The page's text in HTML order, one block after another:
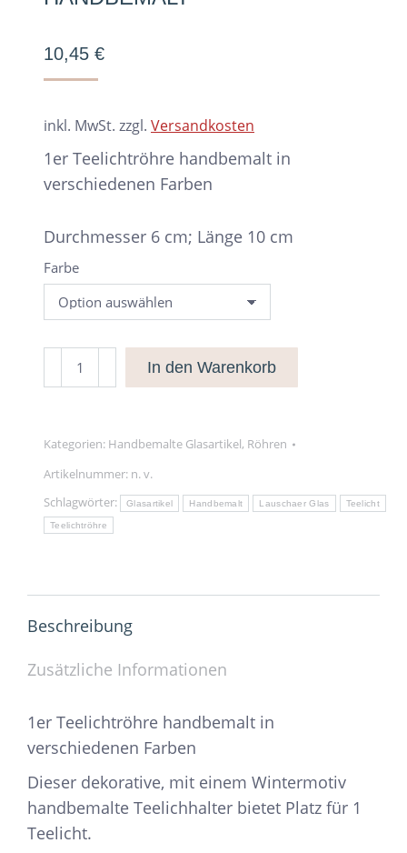
10,45 €
inkl. MwSt. zzgl. Versandkosten
1er Teelichtröhre handbemalt in
verschiedenen Farben
Durchmesser 6 cm; Länge 10 cm
Farbe
Teelichtröhre
1er
Menge
In den Warenkorb
Kategorien: Handbemalte Glasartikel, Röhren
Artikelnummer: n. v.
Schlagwörter:
Glasartikel Handbemalt Lauschaer Glas Teelicht
Teelichtröhre
Beschreibung
Zusätzliche Informationen
1er Teelichtröhre handbemalt in
verschiedenen Farben
Dieser dekorative, mit einem Wintermotiv
handbemalte Teelichhalter bietet Platz für 1
Teelicht.